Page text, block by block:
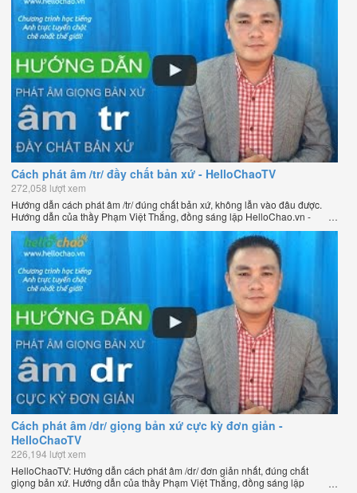
Cách phát âm /tr/ đầy chất bản xứ - HelloChaoTV
272,058 lượt xem
Hướng dẫn cách phát âm /tr/ đúng chất bản xứ, không lẫn vào đâu được.
Hướng dẫn của thầy Phạm Việt Thắng, đồng sáng lập HelloChao.vn -
Chương trình dạy tiếng Anh trực tuyến chặt chẽ nhất thế giới.
Cách phát âm /dr/ giọng bản xứ cực kỳ đơn giản -
HelloChaoTV
226,194 lượt xem
HelloChaoTV: Hướng dẫn cách phát âm /dr/ đơn giản nhất, đúng chất
giọng bản xứ. Hướng dẫn của thầy Phạm Việt Thắng, đồng sáng lập